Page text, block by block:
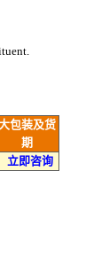
包装及货
期
立即咨询